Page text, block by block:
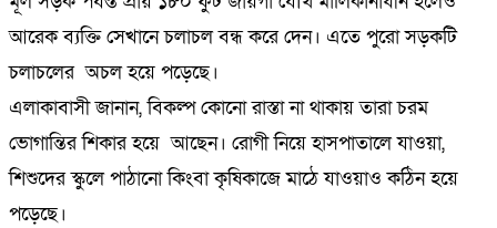
আরেক ব্যক্তি সেখানে চলাচল বন্ধ করে দেন। এতে পুরো সড়কটি
চলাচলের অচল হয়ে পড়েছে।
এলাকাবাসী জানান, বিকল্প কোনো রাস্তা না থাকায় তারা চরম
ভোগান্তির শিকার হয়ে আছেন। রোগী নিয়ে হাসপাতালে যাওয়া,
শিশুদের স্কুলে পাঠানো কিংবা কৃষিকাজে মাঠে যাওয়াও কঠিন হয়ে
পড়েছে।